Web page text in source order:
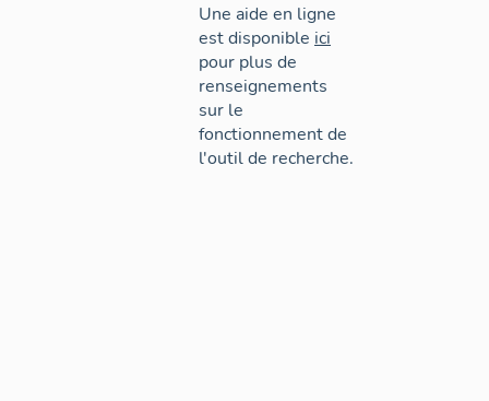
Une aide en ligne
est disponible ici
pour plus de
renseignements
sur le
fonctionnement de
l'outil de recherche.